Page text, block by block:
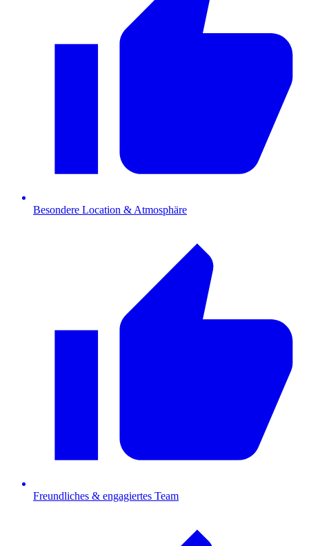
Besondere Location & Atmosphäre
Freundliches & engagiertes Team